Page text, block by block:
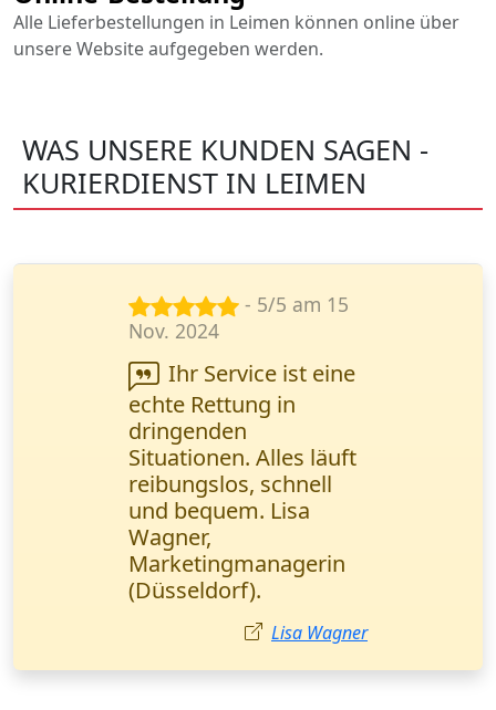
Alle Lieferbestellungen in Leimen können online über
unsere Website aufgegeben werden.
WAS UNSERE KUNDEN SAGEN -
KURIERDIENST IN LEIMEN
- 5/5 am 14
Nov. 2024
Wir arbeiten
regelmäßig mit diesem
Kurierdienst
zusammen. Schnelle
Lieferung und
transparente
Sendungsverfolgung -
genau das, was wir
brauchen. Herr Weber,
Logistikmanager